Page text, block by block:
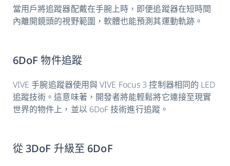
當用戶將追蹤器配戴在手腕上時，即便追蹤器在短時間
內離開鏡頭的視野範圍，軟體也能預測其運動軌跡。
6DoF 物件追蹤
VIVE 手腕追蹤器使用與 VIVE Focus 3 控制器相同的 LED
追蹤技術。這意味著，開發者將能輕鬆將它連接至現實
世界的物件上，並以 6DoF 技術進行追蹤。
從 3DoF 升級至 6DoF